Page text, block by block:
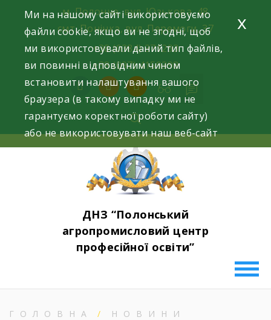
content
м. Полонне, вул. Юзькова, 48
смт. Понінка, вул. Перемоги, 37
+38 (0384) 371293
+38 (097) 4159398
facebookinstagramyoutube
ДНЗ “Полонський
агропромисловий центр
професійної освіти”
ГОЛОВНА
НОВИНИ
Ми на нашому сайті використовуємо
файли cookie, якщо ви не згодні, щоб
ми використовували даний тип файлів,
ви повинні відповідним чином
встановити налаштування вашого
браузера (в такому випадку ми не
гарантуємо коректної роботи сайту)
або не використовувати наш веб-сайт
x